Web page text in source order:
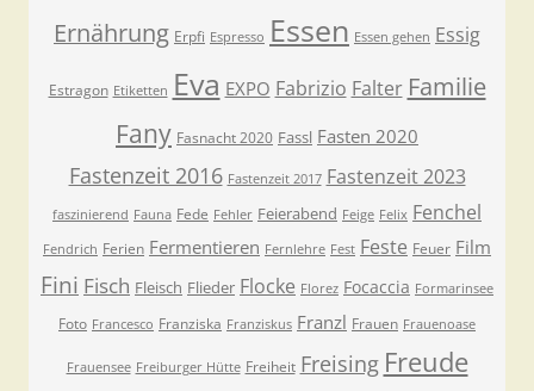
Ernährung Erpfi Espresso Essen Essen gehen Essig
Estragon Etiketten Eva EXPO Fabrizio Falter Familie
Fany Fasnacht 2020 Fassl Fasten 2020
Fastenzeit 2016 Fastenzeit 2017 Fastenzeit 2023
faszinierend Fauna Fede Fehler Feierabend Feige Felix Fenchel
Fendrich Ferien Fermentieren Fernlehre Fest Feste Feuer Film
Fini Fisch Fleisch Flieder Flocke Florez Focaccia Formarinsee
Foto Francesco Franziska Franziskus Franzl Frauen Frauenoase
Frauensee Freiburger Hütte Freiheit Freising Freude